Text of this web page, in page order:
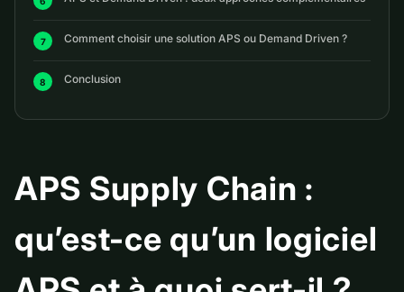
Comment choisir une solution APS ou Demand Driven ?
Conclusion
APS Supply Chain :
qu’est-ce qu’un logiciel